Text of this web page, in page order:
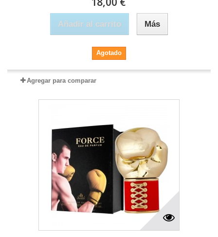
Añadir al carrito Más
Agotado
Agregar para comparar